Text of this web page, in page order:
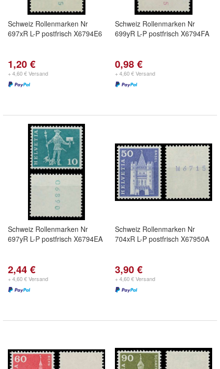
Schweiz Rollenmarken Nr
697xR L-P postfrisch X6794E6
1,20 €
+ 4,60 € Versand
Schweiz Rollenmarken Nr
699yR L-P postfrisch X6794FA
0,98 €
+ 4,60 € Versand
Schweiz Rollenmarken Nr
697yR L-P postfrisch X6794EA
2,44 €
+ 4,60 € Versand
Schweiz Rollenmarken Nr
704xR L-P postfrisch X67950A
3,90 €
+ 4,60 € Versand